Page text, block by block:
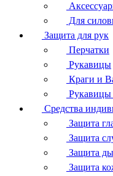
Для
Защита для рук
Перчатки
Рукавицы
Краги и
Рукавицы
Средства
Защита
Защита
Защита
Защита